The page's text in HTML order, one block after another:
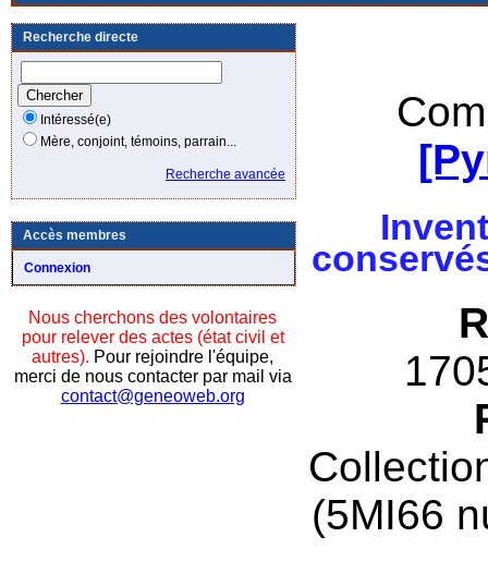
Recherche directe
Intéressé(e)
Mère, conjoint, témoins, parrain...
Recherche avancée
Accès membres
Connexion
Nous cherchons des volontaires
pour relever des actes (état civil et
autres). Pour rejoindre l'équipe,
merci de nous contacter par mail via
contact@geneoweb.org
(5MI66